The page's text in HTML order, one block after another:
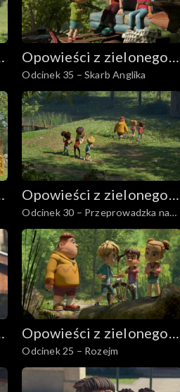
Opowieści z zielonego
lasu
Odcinek 35 – Skarb Anglika
Opowieści z zielonego
lasu
Odcinek 30 – Przeprowadzka na
wieś, część 4
Opowieści z zielonego
lasu
Odcinek 25 – Rozejm